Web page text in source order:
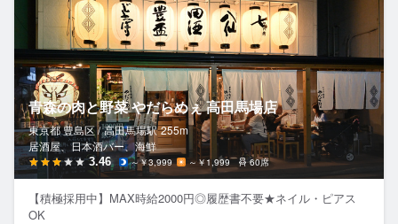
青森の肉と野菜 やだらめぇ 高田馬場店
東京都 豊島区 / 高田馬場駅 255m
居酒屋、日本酒バー、海鮮
3.46 ～￥3,999 ～￥1,999 60席
【積極採用中】MAX時給2000円◎履歴書不要★ネイル・ピアス
OK